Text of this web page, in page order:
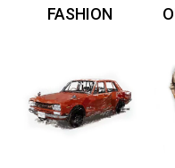
FASHION